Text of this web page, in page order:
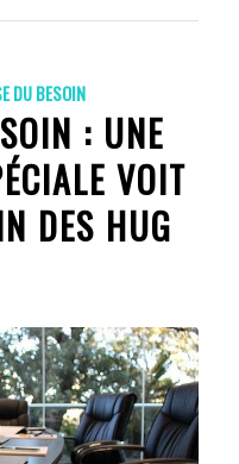
DU BESOIN
: UNE
VOIT
DES HUG